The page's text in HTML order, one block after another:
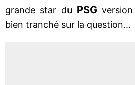
grande star du PSGversion
bien tranché sur la question…